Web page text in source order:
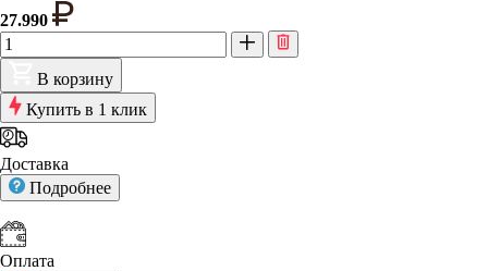
27.990
В корзину
Купить в 1 клик
Доставка
Подробнее
Оплата